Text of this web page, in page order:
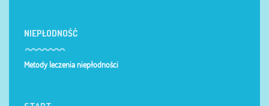
NIEPŁODNOŚĆ
Metody leczenia niepłodności